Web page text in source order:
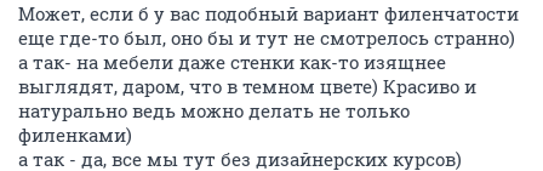
Может, если б у вас подобный вариант филенчатости
еще где-то был, оно бы и тут не смотрелось странно)
а так- на мебели даже стенки как-то изящнее
выглядят, даром, что в темном цвете) Красиво и
натурально ведь можно делать не только
филенками)
а так - да, все мы тут без дизайнерских курсов)